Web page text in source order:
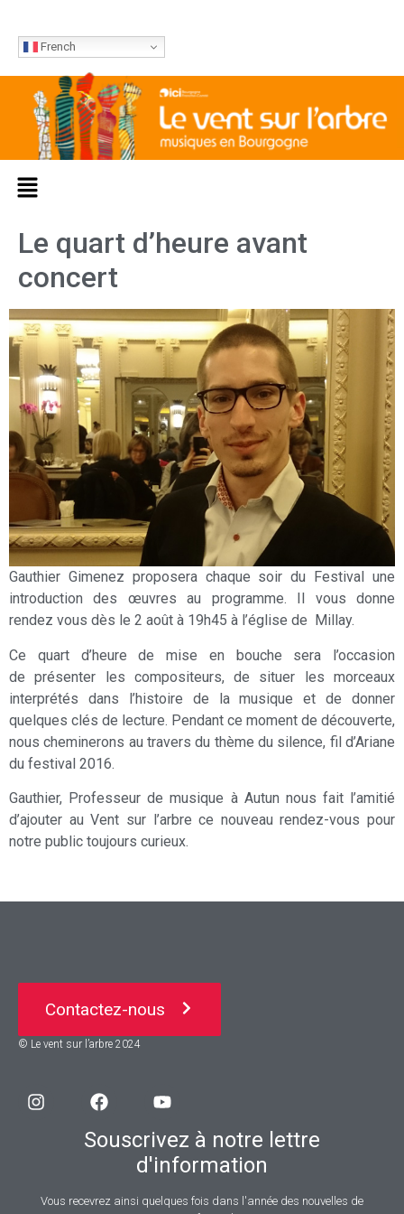
French
Le quart d’heure avant
concert
Gauthier Gimenez proposera chaque soir du Festival une
introduction des œuvres au programme. Il vous donne
rendez vous dès le 2 août à 19h45 à l’église de Millay.
Ce quart d’heure de mise en bouche sera l’occasion
de présenter les compositeurs, de situer les morceaux
interprétés dans l’histoire de la musique et de donner
quelques clés de lecture. Pendant ce moment de découverte,
nous cheminerons au travers du thème du silence, fil d’Ariane
du festival 2016.
Gauthier, Professeur de musique à Autun nous fait l’amitié
d’ajouter au Vent sur l’arbre ce nouveau rendez-vous pour
notre public toujours curieux.
Contactez-nous
© Le vent sur l’arbre 2024
Souscrivez à notre lettre
d'information
Vous recevrez ainsi quelques fois dans l'année des nouvelles de